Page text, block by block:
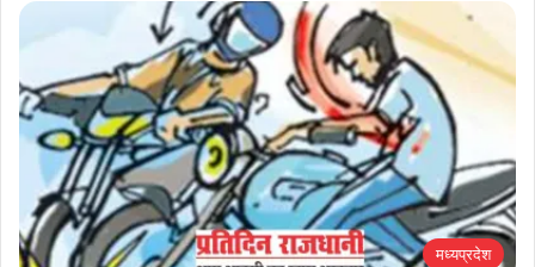
मध्यप्रदेश